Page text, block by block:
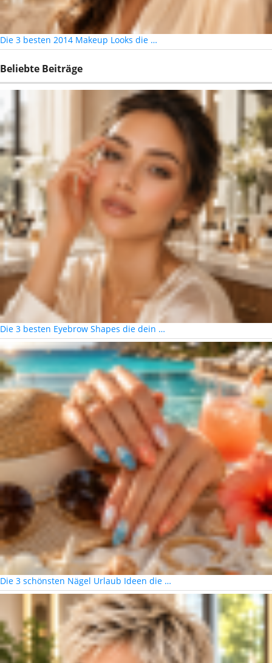
Die 3 besten 2014 Makeup Looks die …
Beliebte Beiträge
Die 3 besten Eyebrow Shapes die dein …
Die 3 schönsten Nägel Urlaub Ideen die …